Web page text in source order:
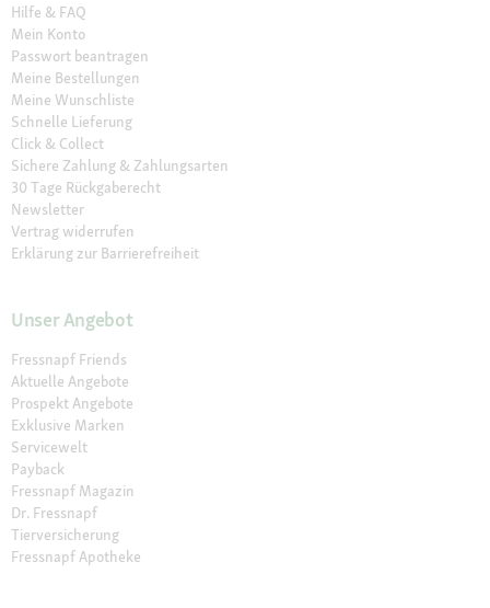
Hilfe & FAQ
Mein Konto
Passwort beantragen
Meine Bestellungen
Meine Wunschliste
Schnelle Lieferung
Click & Collect
Sichere Zahlung & Zahlungsarten
30 Tage Rückgaberecht
Newsletter
Vertrag widerrufen
Erklärung zur Barrierefreiheit
Unser Angebot
Fressnapf Friends
Aktuelle Angebote
Prospekt Angebote
Exklusive Marken
Servicewelt
Payback
Fressnapf Magazin
Dr. Fressnapf
Tierversicherung
Fressnapf Apotheke